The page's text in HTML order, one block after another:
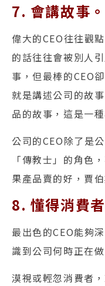
7. 會講故事。
偉大的CEO往往觀
的話往往會被別人
事，但最棒的CEO
就是講述公司的故
品的故事，這是一
公司的CEO除了是
「傳教士」的角色
果產品賣的好，賈
8. 懂得消費
最出色的CEO能夠
識到公司何時正在
漠視或輕忽消費者